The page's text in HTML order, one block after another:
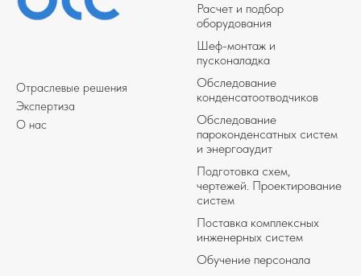
Отраслевые решения
Экспертиза
О нас
Расчет и подбор
оборудования
Шеф-монтаж и
пусконаладка
Обследование
конденсатоотводчиков
Обследование
пароконденсатных систем
и энергоаудит
Подготовка схем,
чертежей. Проектирование
систем
Поставка комплексных
инженерных систем
Обучение персонала